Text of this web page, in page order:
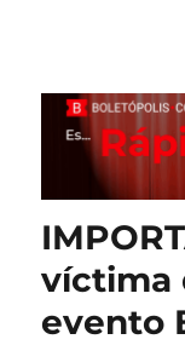
víctima
evento